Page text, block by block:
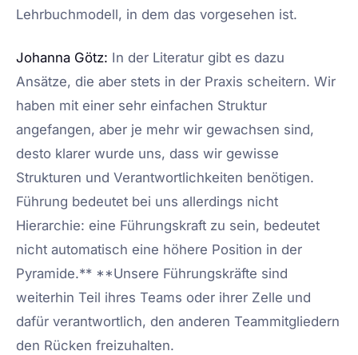
Lehrbuchmodell, in dem das vorgesehen ist.
Johanna Götz: In der Literatur gibt es dazu
Ansätze, die aber stets in der Praxis scheitern. Wir
haben mit einer sehr einfachen Struktur
angefangen, aber je mehr wir gewachsen sind,
desto klarer wurde uns, dass wir gewisse
Strukturen und Verantwortlichkeiten benötigen.
Führung bedeutet bei uns allerdings nicht
Hierarchie: eine Führungskraft zu sein, bedeutet
nicht automatisch eine höhere Position in der
Pyramide.** **Unsere Führungskräfte sind
weiterhin Teil ihres Teams oder ihrer Zelle und
dafür verantwortlich, den anderen Teammitgliedern
den Rücken freizuhalten.